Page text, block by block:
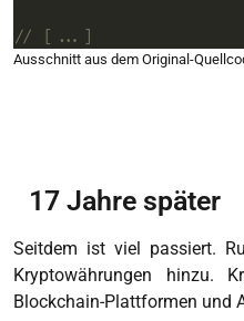
Ausschnitt aus dem Original-
17 Jahre später
Seitdem ist viel passiert.
Kryptowährungen hinzu.
Blockchain-Plattformen und